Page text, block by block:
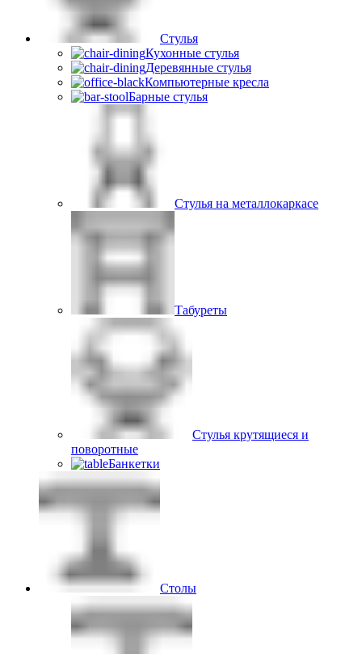
Стулья
Кухонные стулья
Деревянные стулья
Компьютерные кресла
Барные стулья
Стулья на металлокаркасе
Табуреты
Стулья крутящиеся и
поворотные
Банкетки
Столы